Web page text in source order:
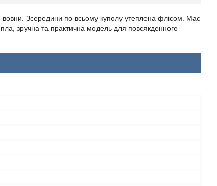
вовни. Зсередини по всьому куполу утеплена флісом. Має
зручна та практична модель для повсякденного